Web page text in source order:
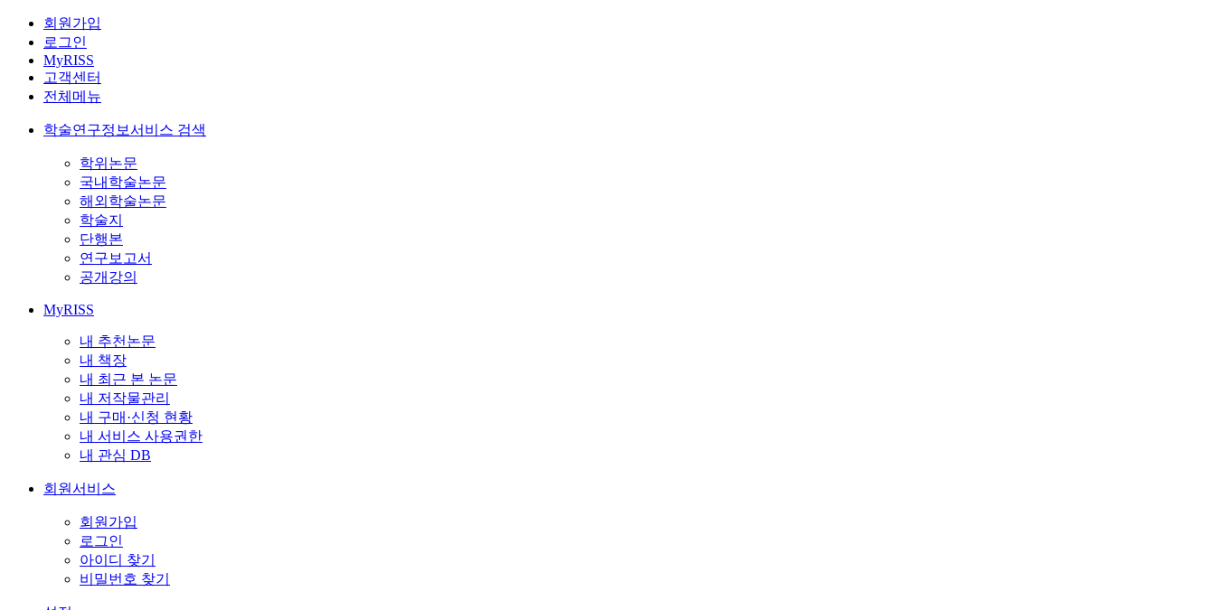
회원가입
로그인
MyRISS
고객센터
전체메뉴
학술연구정보서비스 검색
학위논문
국내학술논문
해외학술논문
학술지
단행본
연구보고서
공개강의
MyRISS
내 추천논문
내 책장
내 최근 본 논문
내 저작물관리
내 구매·신청 현황
내 서비스 사용권한
내 관심 DB
회원서비스
회원가입
로그인
아이디 찾기
비밀번호 찾기